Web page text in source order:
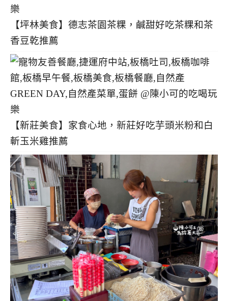
【坪林美食】德志茶園茶粿，鹹甜好吃茶粿和茶
香豆乾推薦
【新莊美食】家食心地，新莊好吃芋頭米粉和白
斬玉米雞推薦